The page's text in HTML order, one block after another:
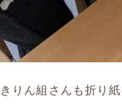
きりん組さんも折り紙